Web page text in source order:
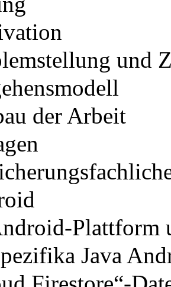
und
der Arbeit
Plattform
Java